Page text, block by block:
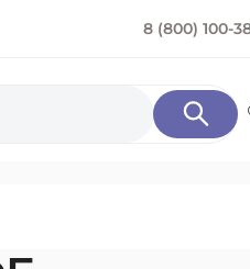
8 (800) 100-